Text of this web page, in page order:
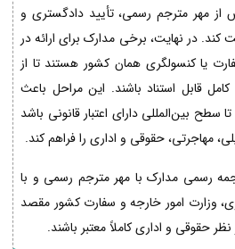
از مهر مترجم رسمی، تأیید دادگستری و
کند. در نهایت، برخی مدارک برای ارائه در
یا کنسولگری همان کشور هستند تا از
قابل استناد باشند. این مراحل باعث
سطح بین‌المللی دارای اعتبار قانونی باشد
مهاجرتی، حقوقی و اداری را فراهم کند.
رسمی مدارک با مهر مترجم رسمی و با
وزارت امور خارجه و سفارت کشور مقصد
حقوقی و اداری کاملاً معتبر باشند.